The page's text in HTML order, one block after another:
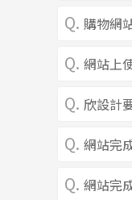
購物網
網站上
欣設計
網站完
網站完